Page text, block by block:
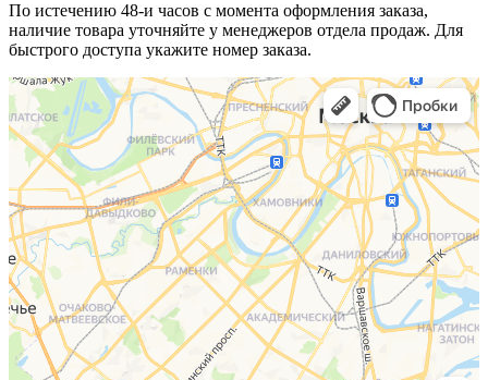
По истечению 48-и часов с момента оформления заказа,
наличие товара уточняйте у менеджеров отдела продаж. Для
быстрого доступа укажите номер заказа.